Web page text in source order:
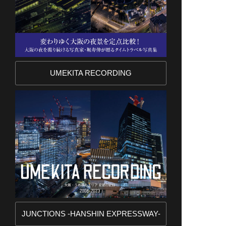
UMEKITA RECORDING
JUNCTIONS -HANSHIN EXPRESSWAY-